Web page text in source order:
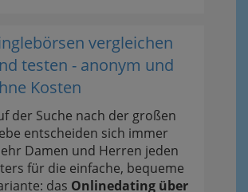
vergleichen
testen - anonym und
Kosten
der Suche nach der großen
entscheiden sich immer
Damen und Herren jeden
für die einfache, bequeme
das Onlinedating über